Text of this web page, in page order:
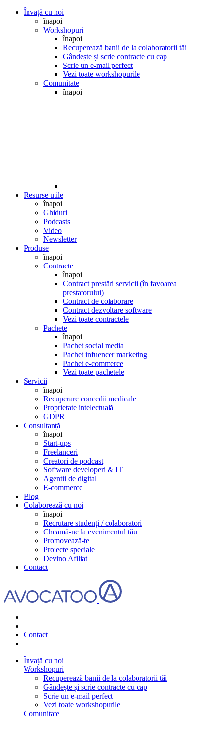
Învață cu noi
înapoi
Workshopuri
înapoi
Recuperează banii de la colaboratorii tăi
Gândește și scrie contracte cu cap
Scrie un e-mail perfect
Vezi toate workshopurile
Comunitate
înapoi
Resurse utile
înapoi
Ghiduri
Podcasts
Video
Newsletter
Produse
înapoi
Contracte
înapoi
Contract prestări servicii (în favoarea
prestatorului)
Contract de colaborare
Contract dezvoltare software
Vezi toate contractele
Pachete
înapoi
Pachet social media
Pachet infuencer marketing
Pachet e-commerce
Vezi toate pachetele
Servicii
înapoi
Recuperare concedii medicale
Proprietate intelectuală
GDPR
Consultanță
înapoi
Start-ups
Freelanceri
Creatori de podcast
Software developeri & IT
Agentii de digital
E-commerce
Blog
Colaborează cu noi
înapoi
Recrutare studenți / colaboratori
Cheamă-ne la evenimentul tău
Promovează-te
Proiecte speciale
Devino Afiliat
Contact
Contact
Învață cu noi
Workshopuri
Recuperează banii de la colaboratorii tăi
Gândește și scrie contracte cu cap
Scrie un e-mail perfect
Vezi toate workshopurile
Comunitate